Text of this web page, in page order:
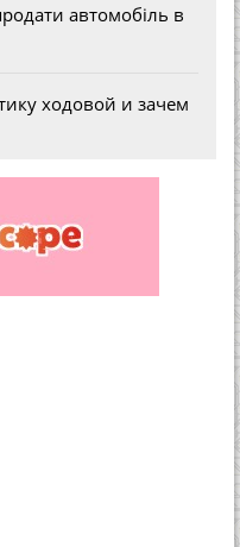
автомобіль в
ходовой и зачем